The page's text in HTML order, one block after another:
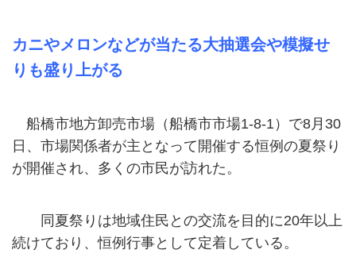
カニやメロンなどが当たる大抽選会や模擬せ
りも盛り上がる
船橋市地方卸売市場（船橋市市場1-8-1）で8月30
日、市場関係者が主となって開催する恒例の夏祭り
が開催され、多くの市民が訪れた。
同夏祭りは地域住民との交流を目的に20年以上
続けており、恒例行事として定着している。